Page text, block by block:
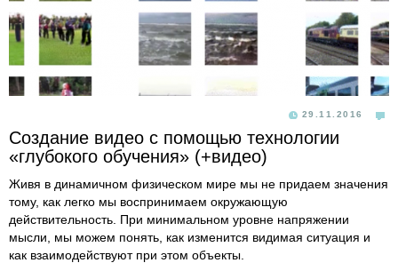
29.11.2016
Создание видео с помощью технологии
«глубокого обучения» (+видео)
Живя в динамичном физическом мире мы не придаем значения
тому, как легко мы воспринимаем окружающую
действительность. При минимальном уровне напряжении
мысли, мы можем понять, как изменится видимая ситуация и
как взаимодействуют при этом объекты.